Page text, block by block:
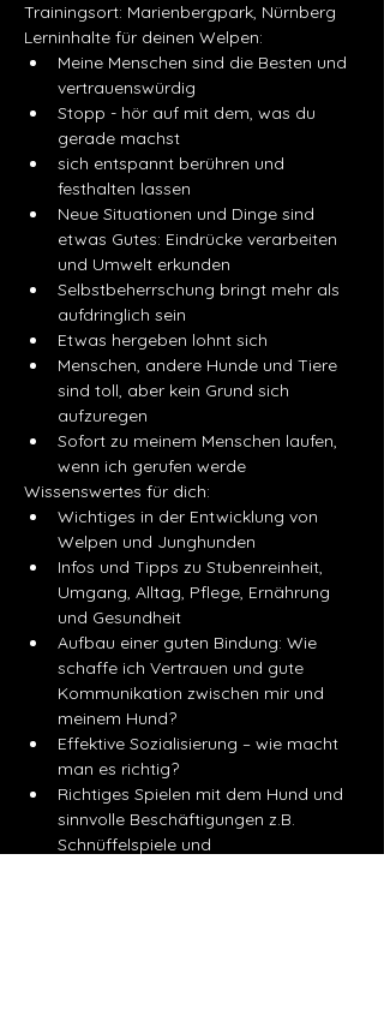
Trainingsort: Marienbergpark, Nürnberg
Lerninhalte für deinen Welpen:
Meine Menschen sind die Besten und
vertrauenswürdig
Stopp - hör auf mit dem, was du
gerade machst
sich entspannt berühren und
festhalten lassen
Neue Situationen und Dinge sind
etwas Gutes: Eindrücke verarbeiten
und Umwelt erkunden
Selbstbeherrschung bringt mehr als
aufdringlich sein
Etwas hergeben lohnt sich
Menschen, andere Hunde und Tiere
sind toll, aber kein Grund sich
aufzuregen
Sofort zu meinem Menschen laufen,
wenn ich gerufen werde
​Wissenswertes für dich:
Wichtiges in der Entwicklung von
Welpen und Junghunden
Infos und Tipps zu Stubenreinheit,
Umgang, Alltag, Pflege, Ernährung
und Gesundheit
Aufbau einer guten Bindung: Wie
schaffe ich Vertrauen und gute
Kommunikation zwischen mir und
meinem Hund?
Effektive Sozialisierung – wie macht
man es richtig?
Richtiges Spielen mit dem Hund und
sinnvolle Beschäftigungen z.B.
Schnüffelspiele und